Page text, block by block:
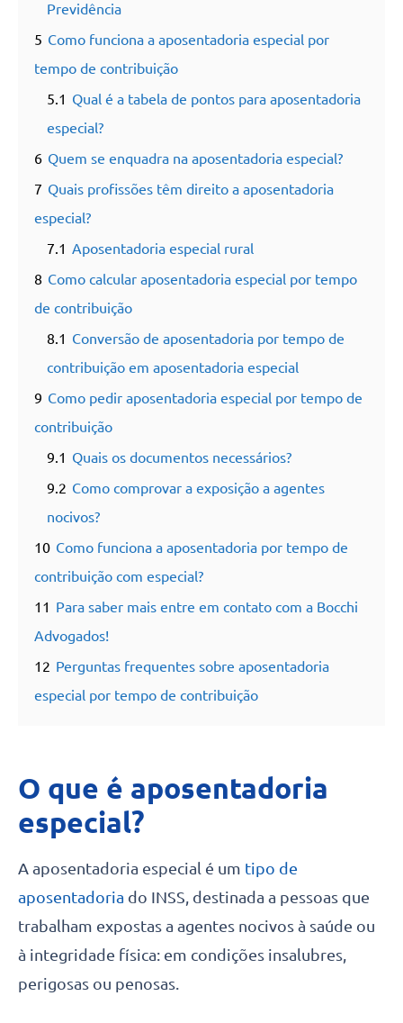
Previdência
5 Como funciona a aposentadoria especial por
tempo de contribuição
5.1 Qual é a tabela de pontos para aposentadoria
especial?
6 Quem se enquadra na aposentadoria especial?
7 Quais profissões têm direito a aposentadoria
especial?
7.1 Aposentadoria especial rural
8 Como calcular aposentadoria especial por tempo
de contribuição
8.1 Conversão de aposentadoria por tempo de
contribuição em aposentadoria especial
9 Como pedir aposentadoria especial por tempo de
contribuição
9.1 Quais os documentos necessários?
9.2 Como comprovar a exposição a agentes
nocivos?
10 Como funciona a aposentadoria por tempo de
contribuição com especial?
11 Para saber mais entre em contato com a Bocchi
Advogados!
12 Perguntas frequentes sobre aposentadoria
especial por tempo de contribuição
O que é aposentadoria
especial?
A aposentadoria especial é um tipo de
aposentadoria do INSS, destinada a pessoas que
trabalham expostas a agentes nocivos à saúde ou
à integridade física: em condições insalubres,
perigosas ou penosas.